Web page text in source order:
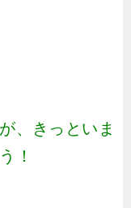
、きっといま
！